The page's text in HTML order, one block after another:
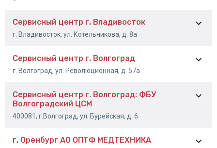
+7 (980) 332-05-77
Сервисный центр г. Владивосток
г. Владивосток, ул. Котельникова, д. 8а
Сервисный центр г. Волгоград
г. Волгоград, ул. Революционная, д. 57а
+7 (8442) 41-01-78
Сервисный центр г. Волгоград: ФБУ
Волгоградский ЦСМ
400081, г.Волгоград, ул. Бурейская, д. 6
г. Оренбург АО ОПТФ МЕДТЕХНИКА